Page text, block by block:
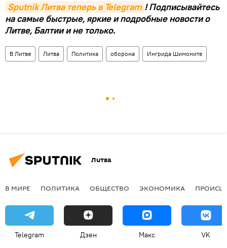
Sputnik Литва теперь в Telegram ! Подписывайтесь
на самые быстрые, яркие и подробные новости о
Литве, Балтии и не только.
В Литве Литва Политика оборона Ингрида Шимоните
Литва
В МИРЕ ПОЛИТИКА ОБЩЕСТВО ЭКОНОМИКА
Telegram Дзен Макс VK